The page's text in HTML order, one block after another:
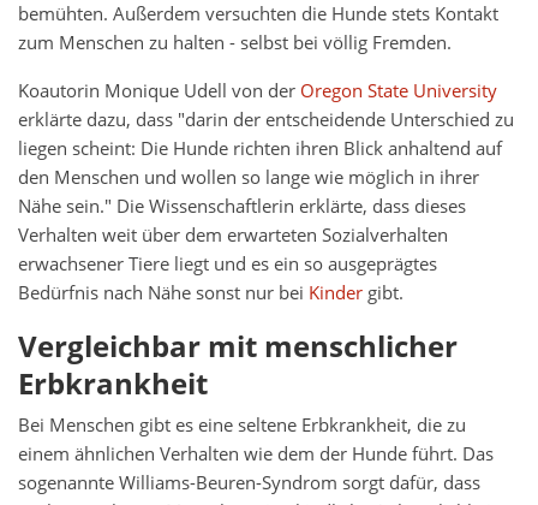
bemühten. Außerdem versuchten die Hunde stets Kontakt
zum Menschen zu halten - selbst bei völlig Fremden.
Koautorin Monique Udell von der Oregon State University
erklärte dazu, dass "darin der entscheidende Unterschied zu
liegen scheint: Die Hunde richten ihren Blick anhaltend auf
den Menschen und wollen so lange wie möglich in ihrer
Nähe sein." Die Wissenschaftlerin erklärte, dass dieses
Verhalten weit über dem erwarteten Sozialverhalten
erwachsener Tiere liegt und es ein so ausgeprägtes
Bedürfnis nach Nähe sonst nur bei Kindergibt.
Vergleichbar mit menschlicher
Erbkrankheit
Bei Menschen gibt es eine seltene Erbkrankheit, die zu
einem ähnlichen Verhalten wie dem der Hunde führt. Das
sogenannte Williams-Beuren-Syndrom sorgt dafür, dass